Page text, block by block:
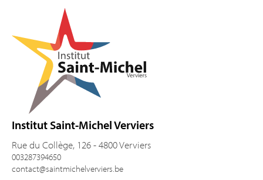
Institut Saint-Michel Verviers
Rue du Collège, 126 - 4800 Verviers
003287394650
contact@saintmichelverviers.be